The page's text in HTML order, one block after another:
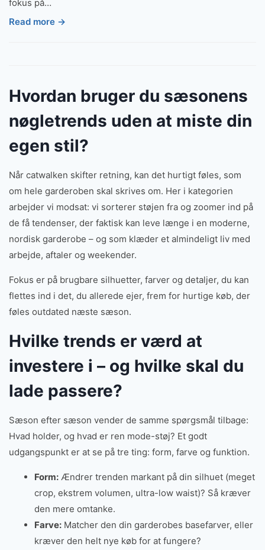
fokus på…
Read more →
Hvordan bruger du sæsonens
nøgletrends uden at miste din
egen stil?
Når catwalken skifter retning, kan det hurtigt føles, som
om hele garderoben skal skrives om. Her i kategorien
arbejder vi modsat: vi sorterer støjen fra og zoomer ind på
de få tendenser, der faktisk kan leve længe i en moderne,
nordisk garderobe – og som klæder et almindeligt liv med
arbejde, aftaler og weekender.
Fokus er på brugbare silhuetter, farver og detaljer, du kan
flettes ind i det, du allerede ejer, frem for hurtige køb, der
føles outdated næste sæson.
Hvilke trends er værd at
investere i – og hvilke skal du
lade passere?
Sæson efter sæson vender de samme spørgsmål tilbage:
Hvad holder, og hvad er ren mode-støj? Et godt
udgangspunkt er at se på tre ting: form, farve og funktion.
Form:Ændrer trenden markant på din silhuet (meget
crop, ekstrem volumen, ultra-low waist)? Så kræver
den mere omtanke.
Farve:Matcher den din garderobes basefarver, eller
kræver den helt nye køb for at fungere?